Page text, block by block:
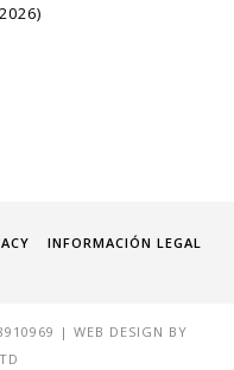
INFORMACIÓN LEGAL
| WEB DESIGN BY